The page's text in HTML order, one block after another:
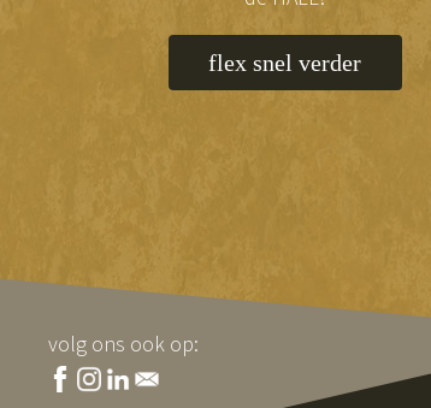
flex snel verder
volg ons ook op: